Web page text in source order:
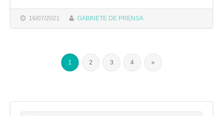
16/07/2021 GABINETE DE PRENSA
1 2 3 4 »
Search for: